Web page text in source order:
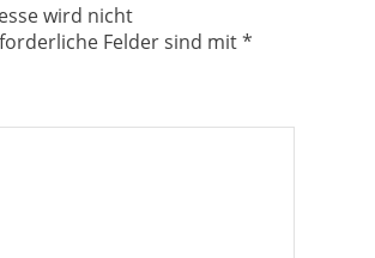
wird nicht
Felder sind mit*